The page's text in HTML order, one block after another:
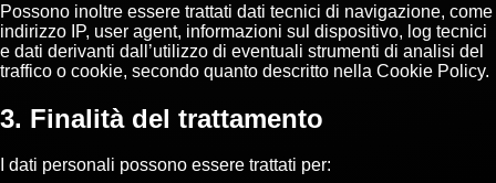
Possono inoltre essere trattati dati tecnici di navigazione, come
indirizzo IP, user agent, informazioni sul dispositivo, log tecnici
e dati derivanti dall’utilizzo di eventuali strumenti di analisi del
traffico o cookie, secondo quanto descritto nella Cookie Policy.
3. Finalità del trattamento
I dati personali possono essere trattati per: